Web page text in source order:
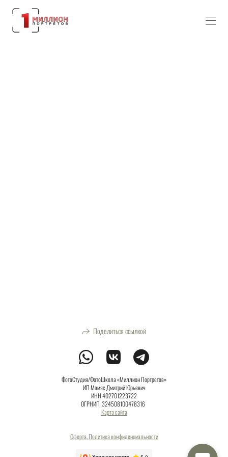
Поделиться ссылкой
ФотоСтудия/ФотоШкола «Миллион Портретов»
ИП Мамяс Дмитрий Юрьевич
ИНН 402701223722
ОГРНИП 324508100478316
Карта сайта
Оферта,Политика конфиденциальности